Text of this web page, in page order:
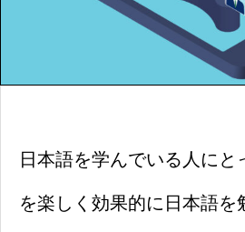
日本語を学んでいる人にと
を楽しく効果的に日本語を